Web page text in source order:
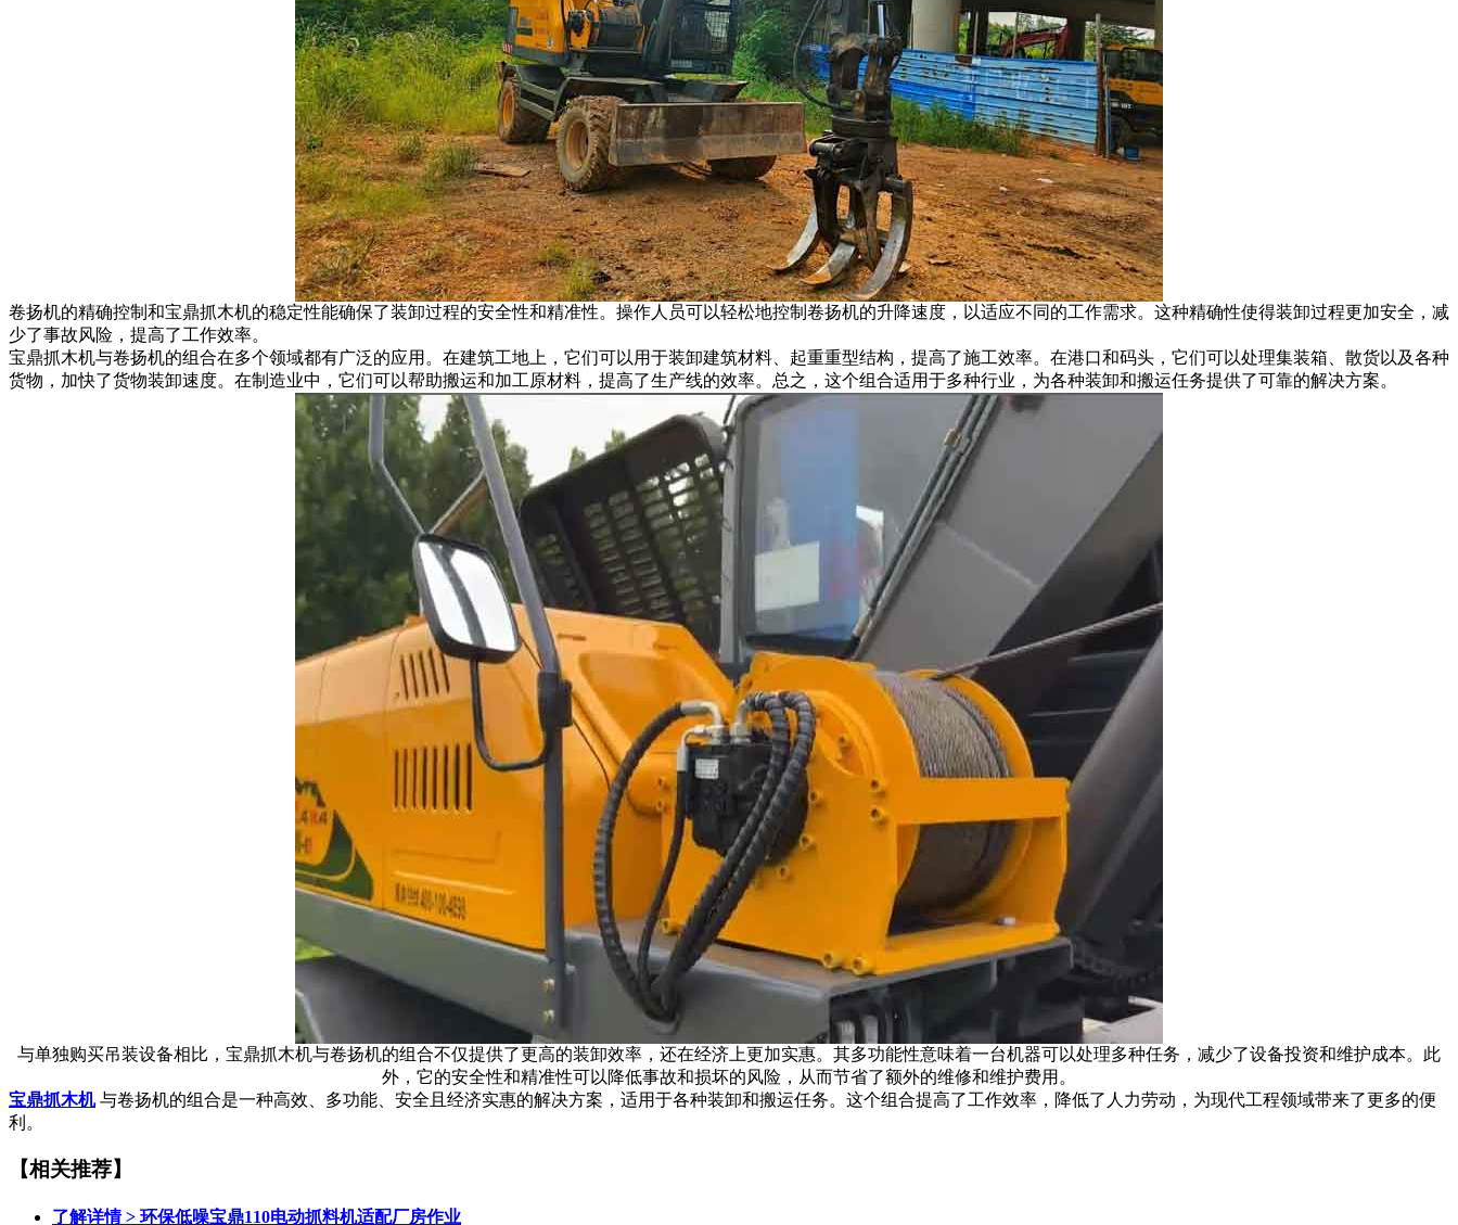
卷扬机的精确控制和宝鼎抓木机的稳定性能确保了装卸过程的安全性和精准性。操作人员可以轻松地控制卷扬机的升降速度，以适应不同的工作需求。这种精确性使得装卸过程更加安全，减
少了事故风险，提高了工作效率。
宝鼎抓木机与卷扬机的组合在多个领域都有广泛的应用。在建筑工地上，它们可以用于装卸建筑材料、起重重型结构，提高了施工效率。在港口和码头，它们可以处理集装箱、散货以及各种
货物，加快了货物装卸速度。在制造业中，它们可以帮助搬运和加工原材料，提高了生产线的效率。总之，这个组合适用于多种行业，为各种装卸和搬运任务提供了可靠的解决方案。
与单独购买吊装设备相比，宝鼎抓木机与卷扬机的组合不仅提供了更高的装卸效率，还在经济上更加实惠。其多功能性意味着一台机器可以处理多种任务，减少了设备投资和维护成本。此
外，它的安全性和精准性可以降低事故和损坏的风险，从而节省了额外的维修和维护费用。
宝鼎抓木机 与卷扬机的组合是一种高效、多功能、安全且经济实惠的解决方案，适用于各种装卸和搬运任务。这个组合提高了工作效率，降低了人力劳动，为现代工程领域带来了更多的便
利。
【相关推荐】
了解详情 > 环保低噪宝鼎110电动抓料机适配厂房作业